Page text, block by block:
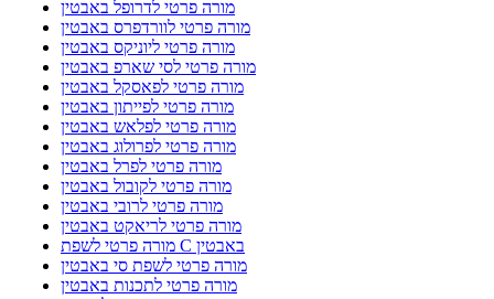
מורה פרטי לדרופל באבטין
מורה פרטי לוורדפרס באבטין
מורה פרטי ליוניקס באבטין
מורה פרטי לסי שארפ באבטין
מורה פרטי לפאסקל באבטין
מורה פרטי לפייתון באבטין
מורה פרטי לפלאש באבטין
מורה פרטי לפרולוג באבטין
מורה פרטי לפרל באבטין
מורה פרטי לקובול באבטין
מורה פרטי לרובי באבטין
מורה פרטי לריאקט באבטין
מורה פרטי לשפת C באבטין
מורה פרטי לשפת סי באבטין
מורה פרטי לתכנות באבטין